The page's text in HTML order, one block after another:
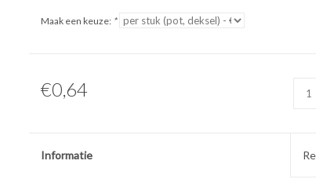
Maak een keuze: *
€0,64
Informatie